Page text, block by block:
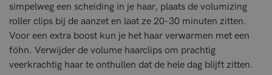
simpelweg een scheiding in je haar, plaats de volumizing
roller clips bij de aanzet en laat ze 20-30 minuten zitten.
Voor een extra boost kun je het haar verwarmen met een
föhn. Verwijder de volume haarclips om prachtig
veerkrachtig haar te onthullen dat de hele dag blijft zitten.